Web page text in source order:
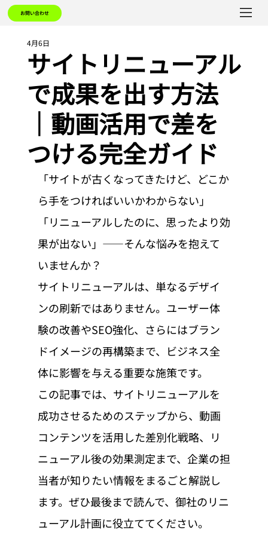
お問い合わせ
サイトリニューアル
で成果を出す方法
｜動画活用で差を
つける完全ガイド
4月6日
「サイトが古くなってきたけど、どこか
ら手をつければいいかわからない」
「リニューアルしたのに、思ったより効
果が出ない」——そんな悩みを抱えて
いませんか？
サイトリニューアルは、単なるデザイ
ンの刷新ではありません。ユーザー体
験の改善やSEO強化、さらにはブラン
ドイメージの再構築まで、ビジネス全
体に影響を与える重要な施策です。
この記事では、サイトリニューアルを
成功させるためのステップから、動画
コンテンツを活用した差別化戦略、リ
ニューアル後の効果測定まで、企業の担
当者が知りたい情報をまるごと解説し
ます。ぜひ最後まで読んで、御社のリニ
ューアル計画に役立ててください。